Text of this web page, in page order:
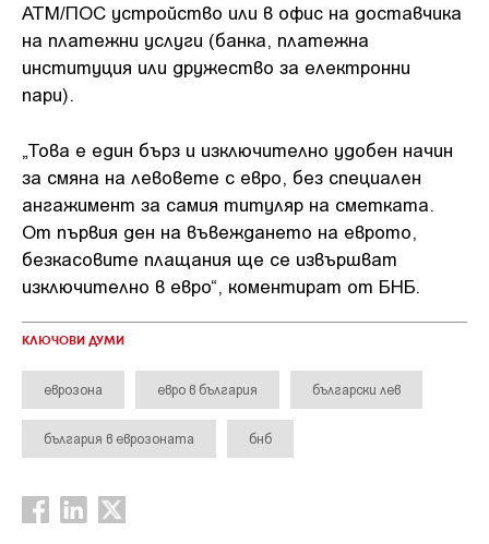
АТМ/ПОС устройство или в офис на доставчика
на платежни услуги (банка, платежна
институция или дружество за електронни
пари).
„Това е един бърз и изключително удобен начин
за смяна на левовете с евро, без специален
ангажимент за самия титуляр на сметката.
От първия ден на въвеждането на еврото,
безкасовите плащания ще се извършват
изключително в евро“, коментират от БНБ.
КЛЮЧОВИ ДУМИ
еврозона евро в българия български лев
българия в еврозоната бнб